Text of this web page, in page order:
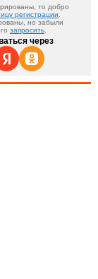
то добро
регистрации
но забыли
запросить
через